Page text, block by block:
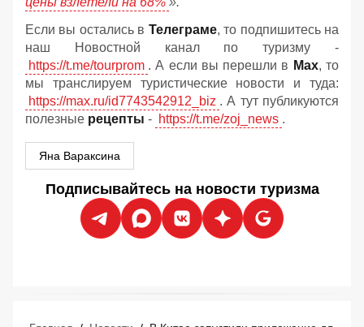
Если вы остались в Телеграме, то подпишитесь на
наш Новостной канал по туризму -
https://t.me/tourprom . А если вы перешли в Мах, то
мы транслируем туристические новости и туда:
https://max.ru/id7743542912_biz . А тут публикуются
полезные рецепты - https://t.me/zoj_news .
Яна Вараксина
Подписывайтесь на новости туризма